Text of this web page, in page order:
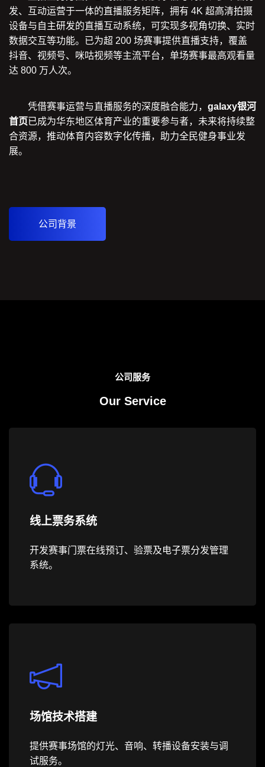
发、互动运营于一体的直播服务矩阵，拥有 4K 超高清拍摄
设备与自主研发的直播互动系统，可实现多视角切换、实时
数据交互等功能。已为超 200 场赛事提供直播支持，覆盖
抖音、视频号、咪咕视频等主流平台，单场赛事最高观看量
达 800 万人次。
凭借赛事运营与直播服务的深度融合能力， galaxy银河
首页已成为华东地区体育产业的重要参与者，未来将持续整
合资源，推动体育内容数字化传播，助力全民健身事业发
展。
公司背景
公司服务
Our Service
线上票务系统
开发赛事门票在线预订、验票及电子票分发管理
系统。
场馆技术搭建
提供赛事场馆的灯光、音响、转播设备安装与调
试服务。